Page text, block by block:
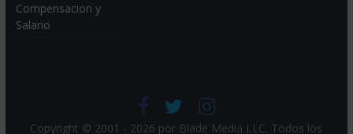
Compensacion y
Salario
Copyright © 2001 - 2026 por Blade Media LLC. Todos los